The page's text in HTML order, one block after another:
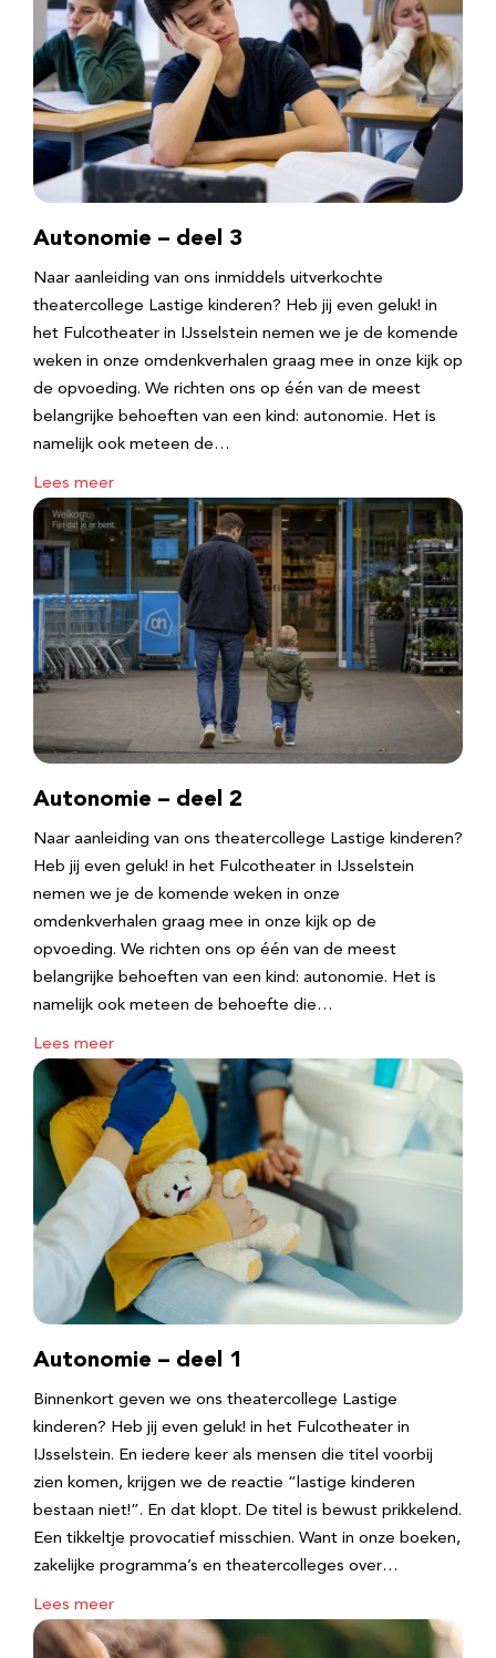
Autonomie – deel 3
Naar aanleiding van ons inmiddels uitverkochte
theatercollege Lastige kinderen? Heb jij even geluk! in
het Fulcotheater in IJsselstein nemen we je de komende
weken in onze omdenkverhalen graag mee in onze kijk op
de opvoeding. We richten ons op één van de meest
belangrijke behoeften van een kind: autonomie. Het is
namelijk ook meteen de…
Lees meer
Autonomie – deel 2
Naar aanleiding van ons theatercollege Lastige kinderen?
Heb jij even geluk! in het Fulcotheater in IJsselstein
nemen we je de komende weken in onze
omdenkverhalen graag mee in onze kijk op de
opvoeding. We richten ons op één van de meest
belangrijke behoeften van een kind: autonomie. Het is
namelijk ook meteen de behoefte die…
Lees meer
Autonomie – deel 1
Binnenkort geven we ons theatercollege Lastige
kinderen? Heb jij even geluk! in het Fulcotheater in
IJsselstein. En iedere keer als mensen die titel voorbij
zien komen, krijgen we de reactie “lastige kinderen
bestaan niet!”. En dat klopt. De titel is bewust prikkelend.
Een tikkeltje provocatief misschien. Want in onze boeken,
zakelijke programma’s en theatercolleges over…
Lees meer